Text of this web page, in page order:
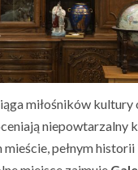
miłośników kultury
niepowtarzalny
pełnym